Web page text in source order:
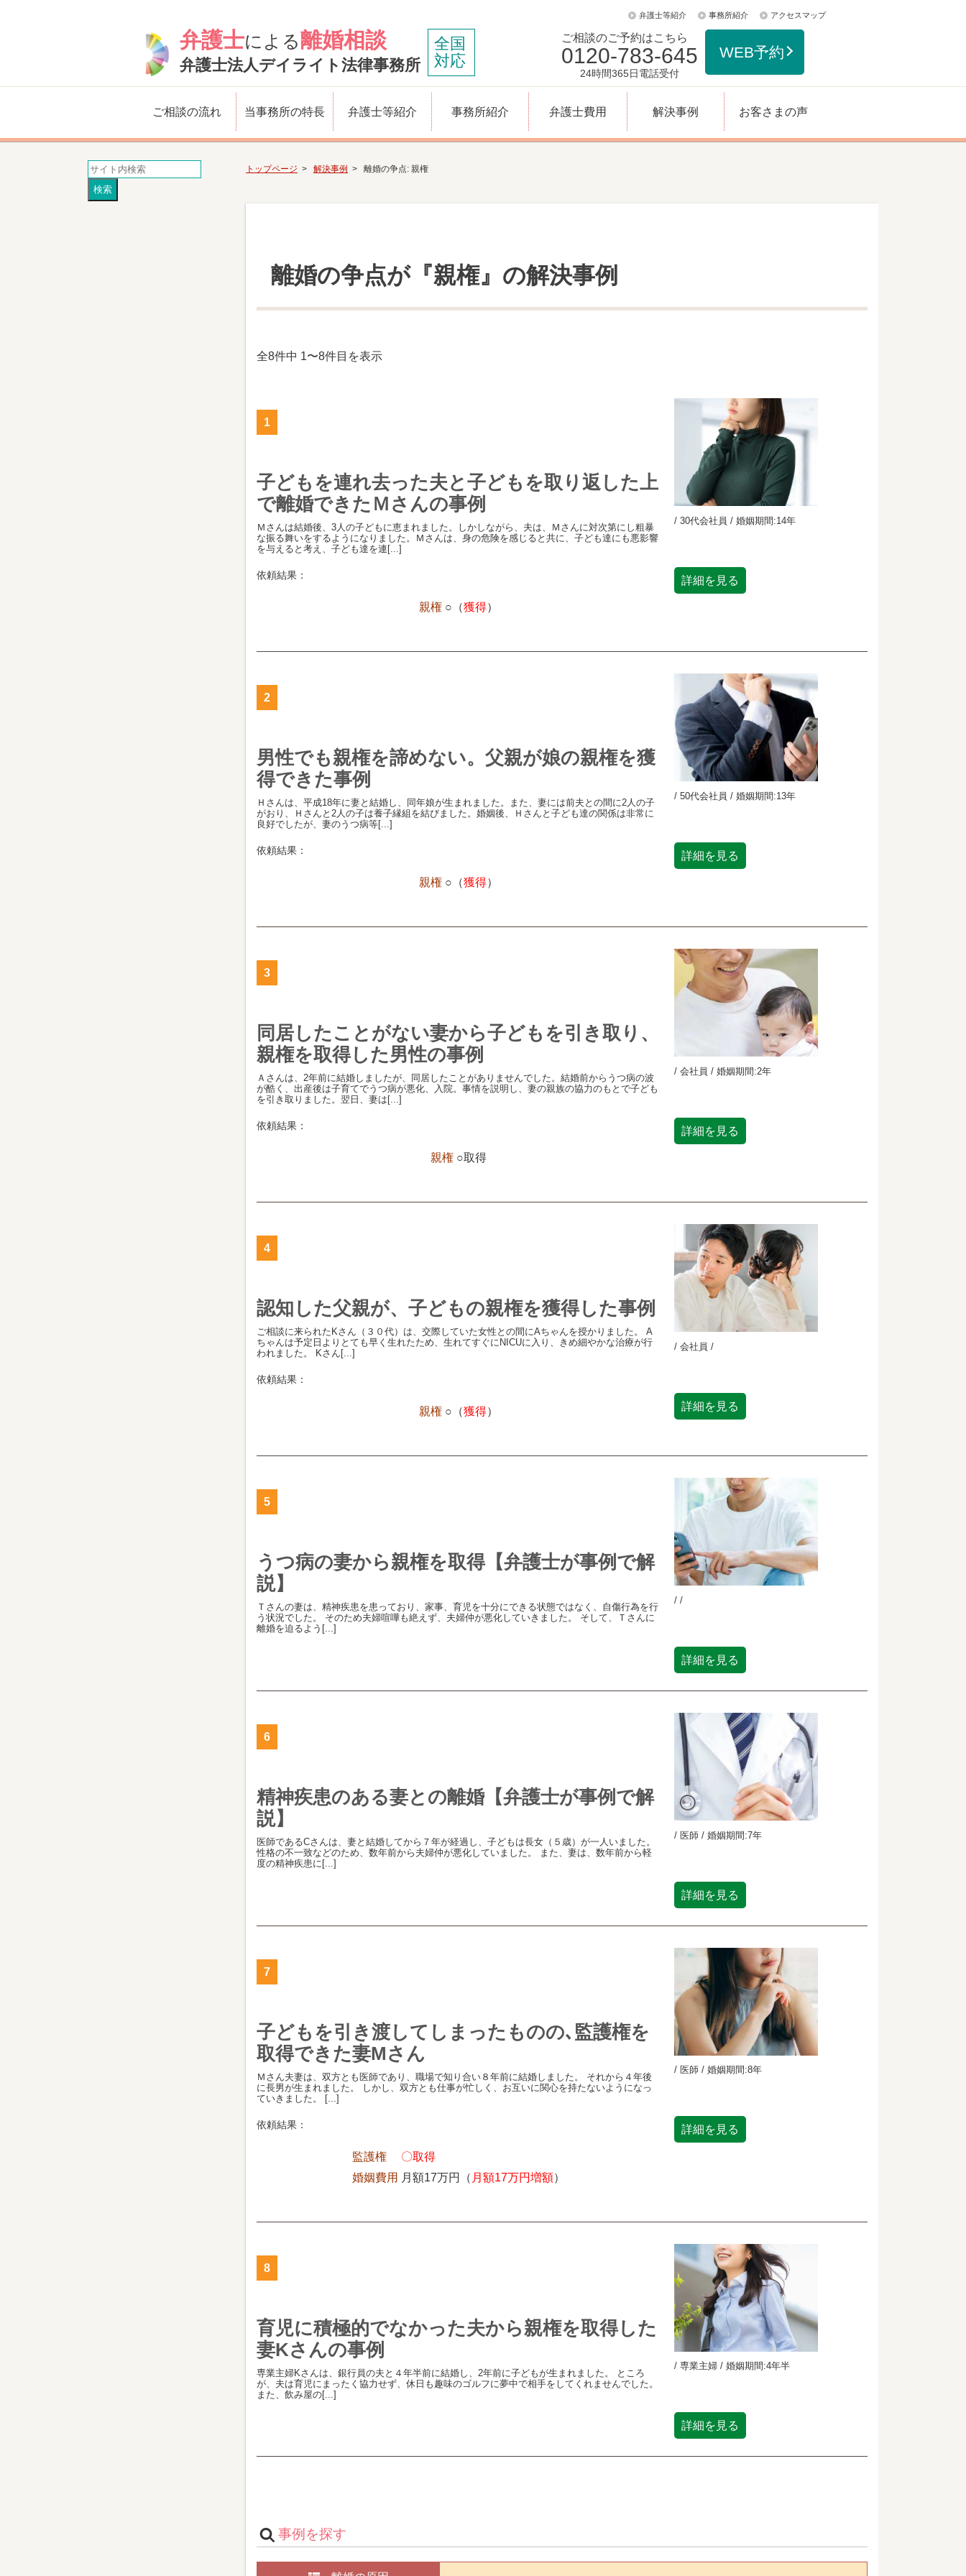
弁護士による離婚相談
弁護士法人デイライト法律事務所
全国
対応
ご相談のご予約はこちら
0120-783-645
24時間365日電話受付
WEB予約
弁護士等紹介 事務所紹介 アクセスマップ
ご相談の流れ 当事務所の特長 弁護士等紹介 事務所紹介 弁護士費用 解決事例 お客さまの声
トップページ 解決事例 離婚の争点: 親権
離婚の争点が『親権』の解決事例
全8件中 1〜8件目を表示
1
子どもを連れ去った夫と子どもを取り返した上
で離婚できたＭさんの事例
Ｍさんは結婚後、3人の子どもに恵まれました。しかしながら、夫は、Ｍさんに対次第にし粗暴
な振る舞いをするようになりました。Ｍさんは、身の危険を感じると共に、子ども達にも悪影響
を与えると考え、子ども達を連[...]
依頼結果：
親権 ○（獲得）
/ 30代会社員 / 婚姻期間:14年
詳細を見る
2
男性でも親権を諦めない。父親が娘の親権を獲
得できた事例
Ｈさんは、平成18年に妻と結婚し、同年娘が生まれました。また、妻には前夫との間に2人の子
がおり、Ｈさんと2人の子は養子縁組を結びました。婚姻後、Ｈさんと子ども達の関係は非常に
良好でしたが、妻のうつ病等[...]
依頼結果：
親権 ○（獲得）
/ 50代会社員 / 婚姻期間:13年
詳細を見る
3
同居したことがない妻から子どもを引き取り、
親権を取得した男性の事例
Ａさんは、2年前に結婚しましたが、同居したことがありませんでした。結婚前からうつ病の波
が酷く、出産後は子育てでうつ病が悪化、入院。事情を説明し、妻の親族の協力のもとで子ども
を引き取りました。翌日、妻は[...]
依頼結果：
親権 ○取得
/ 会社員 / 婚姻期間:2年
詳細を見る
4
認知した父親が、子どもの親権を獲得した事例
ご相談に来られたKさん（３０代）は、交際していた女性との間にAちゃんを授かりました。 A
ちゃんは予定日よりとても早く生れたため、生れてすぐにNICUに入り、きめ細やかな治療が行
われました。 Kさん[...]
依頼結果：
親権 ○（獲得）
/ 会社員 /
詳細を見る
5
うつ病の妻から親権を取得【弁護士が事例で解
説】
Ｔさんの妻は、精神疾患を患っており、家事、育児を十分にできる状態ではなく、自傷行為を行
う状況でした。 そのため夫婦喧嘩も絶えず、夫婦仲が悪化していきました。 そして、Ｔさんに
離婚を迫るよう[...]
/ /
詳細を見る
6
精神疾患のある妻との離婚【弁護士が事例で解
説】
医師であるCさんは、妻と結婚してから７年が経過し、子どもは長女（５歳）が一人いました。
性格の不一致などのため、数年前から夫婦仲が悪化していました。 また、妻は、数年前から軽
度の精神疾患に[...]
/ 医師 / 婚姻期間:7年
詳細を見る
7
子どもを引き渡してしまったものの､監護権を
取得できた妻Mさん
Ｍさん夫妻は、双方とも医師であり、職場で知り合い８年前に結婚しました。 それから４年後
に長男が生まれました。 しかし、双方とも仕事が忙しく、お互いに関心を持たないようになっ
ていきました。 [...]
依頼結果：
監護権
〇取得
婚姻費用 月額17万円（ 月額17万円増額）
/ 医師 / 婚姻期間:8年
詳細を見る
8
育児に積極的でなかった夫から親権を取得した
妻Kさんの事例
専業主婦Kさんは、銀行員の夫と４年半前に結婚し、2年前に子どもが生まれました。 ところ
が、夫は育児にまったく協力せず、休日も趣味のゴルフに夢中で相手をしてくれませんでした。
また、飲み屋の[...]
/ 専業主婦 / 婚姻期間:4年半
詳細を見る
事例を探す